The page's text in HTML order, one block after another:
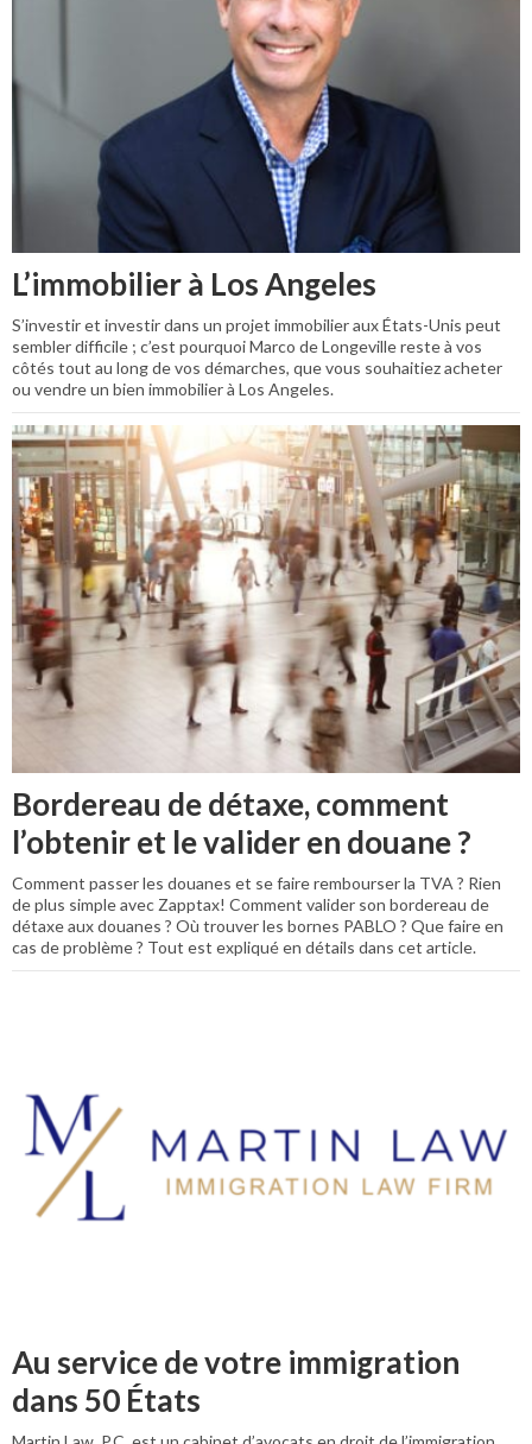
L’immobilier à Los Angeles
S’investir et investir dans un projet immobilier aux États-Unis peut
sembler difficile ; c’est pourquoi Marco de Longeville reste à vos
côtés tout au long de vos démarches, que vous souhaitiez acheter
ou vendre un bien immobilier à Los Angeles.
Bordereau de détaxe, comment
l’obtenir et le valider en douane ?
Comment passer les douanes et se faire rembourser la TVA ? Rien
de plus simple avec Zapptax! Comment valider son bordereau de
détaxe aux douanes ? Où trouver les bornes PABLO ? Que faire en
cas de problème ? Tout est expliqué en détails dans cet article.
Au service de votre immigration
dans 50 États